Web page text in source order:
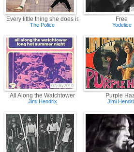
Every little thing she does is magic
The Police
Free
Yodelice
All Along the Watchtower
07/06/2010
Jimi Hendrix
Purple
Jimi